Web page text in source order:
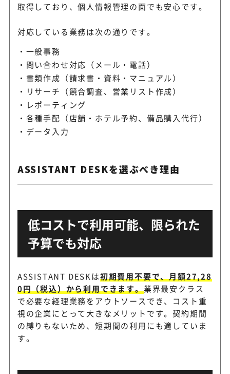
取得しており、個人情報管理の面でも安心です。
対応している業務は次の通りです。
一般事務
問い合わせ対応（メール・電話）
書類作成（請求書・資料・マニュアル）
リサーチ（競合調査、営業リスト作成）
レポーティング
各種手配（店舗・ホテル予約、備品購入代行）
データ入力
ASSISTANT DESKを選ぶべき理由
低コストで利用可能、限られた
予算でも対応
ASSISTANT DESKは初期費用不要で、月額27,28
0円（税込）から利用できます。 業界最安クラス
で必要な経理業務をアウトソースでき、コスト重
視の企業にとって大きなメリットです。契約期間
の縛りもないため、短期間の利用にも適していま
す。